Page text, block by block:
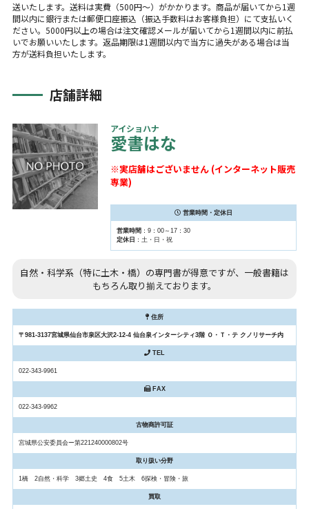
送いたします。送料は実費（500円～）がかかります。商品が届いてから1週
間以内に銀行または郵便口座振込（振込手数料はお客様負担）にて支払いく
ださい。5000円以上の場合は注文確認メールが届いてから1週間以内に前払
いでお願いいたします。返品期限は1週間以内で当方に過失がある場合は当
方が送料負担いたします。
店舗詳細
アイショハナ
愛書はな
※実店舗はございません (インターネット販売
専業)
営業時間・定休日
営業時間 ：9：00～17：30
定休日 ：土・日・祝
自然・科学系（特に土木・橋）の専門書が得意ですが、一般書籍は
もちろん取り揃えております。
住所
〒981-3137宮城県仙台市泉区大沢2-12-4 仙台泉インターシティ3階 Ｏ・Ｔ・テ クノリサーチ内
TEL
022-343-9961
FAX
022-343-9962
古物商許可証
宮城県公安委員会ー第221240000802号
取り扱い分野
1橋 2自然・科学 3郷土史 4食 5土木 6探検・冒険・旅
買取